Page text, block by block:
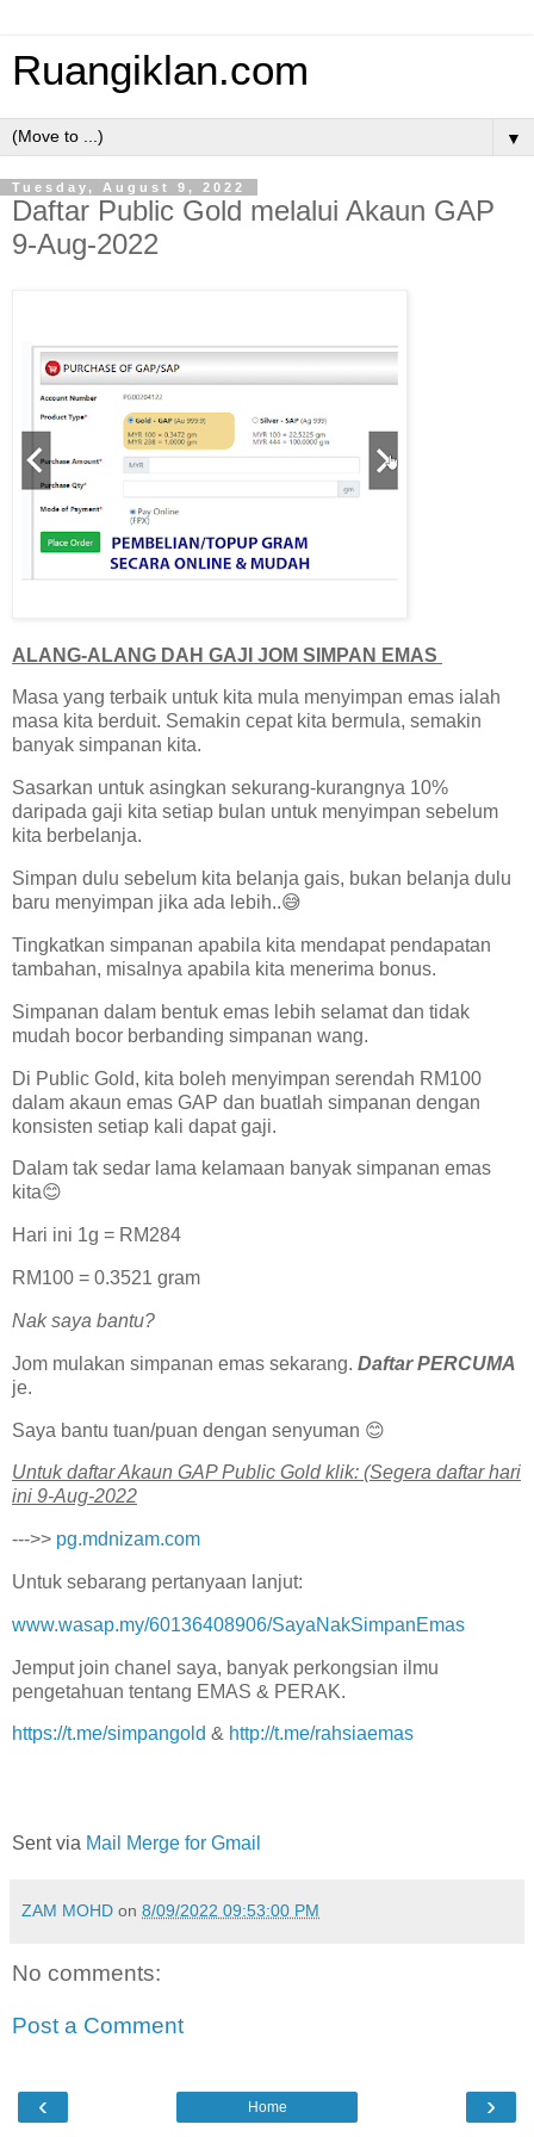
Ruangiklan.com
▼
Tuesday, August 9, 2022
Daftar Public Gold melalui Akaun GAP
9-Aug-2022
ALANG-ALANG DAH GAJI JOM SIMPAN EMAS
Masa yang terbaik untuk kita mula menyimpan emas ialah
masa kita berduit. Semakin cepat kita bermula, semakin
banyak simpanan kita.
Sasarkan untuk asingkan sekurang-kurangnya 10%
daripada gaji kita setiap bulan untuk menyimpan sebelum
kita berbelanja.
Simpan dulu sebelum kita belanja gais, bukan belanja dulu
baru menyimpan jika ada lebih..😅
Tingkatkan simpanan apabila kita mendapat pendapatan
tambahan, misalnya apabila kita menerima bonus.
Simpanan dalam bentuk emas lebih selamat dan tidak
mudah bocor berbanding simpanan wang.
Di Public Gold, kita boleh menyimpan serendah RM100
dalam akaun emas GAP dan buatlah simpanan dengan
konsisten setiap kali dapat gaji.
Dalam tak sedar lama kelamaan banyak simpanan emas
kita😊
Hari ini 1g = RM284
RM100 = 0.3521 gram
Nak saya bantu?
Jom mulakan simpanan emas sekarang. Daftar PERCUMA
je.
Saya bantu tuan/puan dengan senyuman 😊
U͏n͏t͏u͏k͏ d͏a͏f͏t͏a͏r͏ A͏k͏a͏u͏n͏ G͏A͏P͏ P͏u͏b͏l͏i͏c͏ G͏o͏l͏d͏ k͏l͏i͏k͏: (Segera daftar hari
ini 9-Aug-2022
--->> pg.mdnizam.com
Untuk sebarang pertanyaan lanjut:
www.wasap.my/60136408906/SayaNakSimpanEmas
Jemput join chanel saya, banyak perkongsian ilmu
pengetahuan tentang EMAS & PERAK.
https://t.me/simpangold & http://t.me/rahsiaemas
Sent via Mail Merge for Gmail
ZAM MOHD on 8/09/2022 09:53:00 PM
No comments:
Post a Comment
‹ ›
Home